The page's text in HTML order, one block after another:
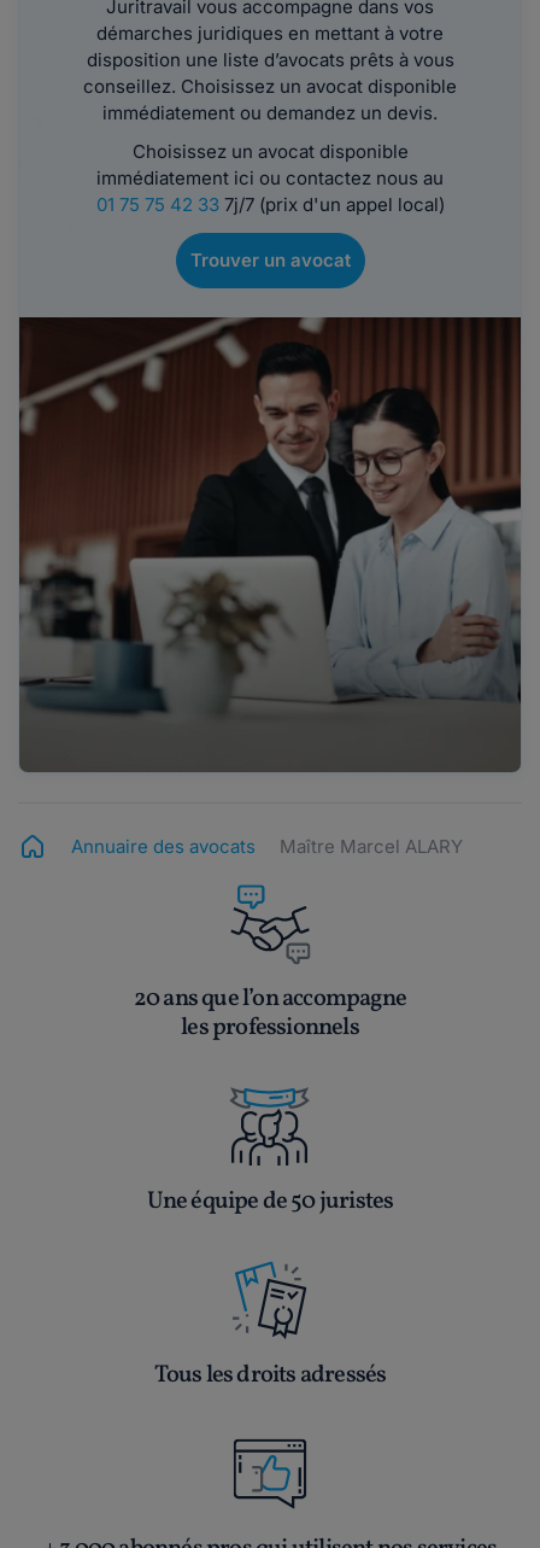
Juritravail vous accompagne dans vos
démarches juridiques en mettant à votre
disposition une liste d’avocats prêts à vous
conseillez. Choisissez un avocat disponible
immédiatement ou demandez un devis.
Choisissez un avocat disponible
immédiatement ici ou contactez nous au
01 75 75 42 337j/7 (prix d'un appel local)
Trouver un avocat
Annuaire des avocats Maître Marcel ALARY
20 ans que l’on accompagne
les professionnels
Une équipe de 50 juristes
Tous les droits adressés